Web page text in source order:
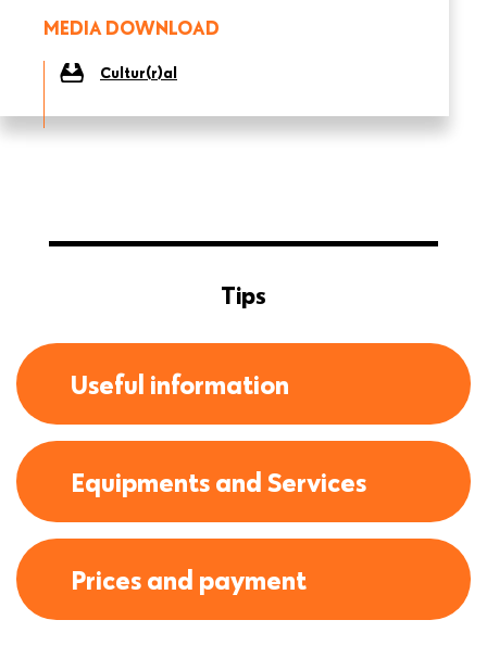
MEDIA DOWNLOAD
Cultur(r)al
Tips
Useful information
Equipments and Services
Prices and payment